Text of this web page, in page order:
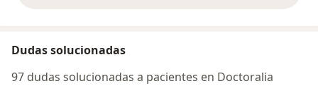
Dudas solucionadas
97 dudas solucionadas a pacientes en Doctoralia